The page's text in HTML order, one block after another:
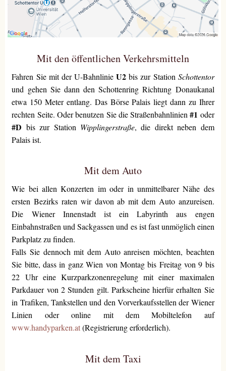
Mit den öffentlichen Verkehrsmitteln
Fahren Sie mit der U-BahnlinieU2 bis zur Station Schottentor
und gehen Sie dann den Schottenring Richtung Donaukanal
etwa 150 Meter entlang. Das Börse Palais liegt dann zu Ihrer
rechten Seite. Oder benutzen Sie die Straßenbahnlinien#1 oder
#D bis zur Station Wipplingerstraße, die direkt neben dem
Palais ist.
Mit dem Auto
Wie bei allen Konzerten im oder in unmittelbarer Nähe des
ersten Bezirks raten wir davon ab mit dem Auto anzureisen.
Die Wiener Innenstadt ist ein Labyrinth aus engen
Einbahnstraßen und Sackgassen und es ist fast unmöglich einen
Parkplatz zu finden.
Falls Sie dennoch mit dem Auto anreisen möchten, beachten
Sie bitte, dass in ganz Wien von Montag bis Freitag von 9 bis
22 Uhr eine Kurzparkzonenregelung mit einer maximalen
Parkdauer von 2 Stunden gilt. Parkscheine hierfür erhalten Sie
in Trafiken, Tankstellen und den Vorverkaufsstellen der Wiener
Linien oder online mit dem Mobiltelefon auf
www.handyparken.at(Registrierung erforderlich).
Mit dem Taxi